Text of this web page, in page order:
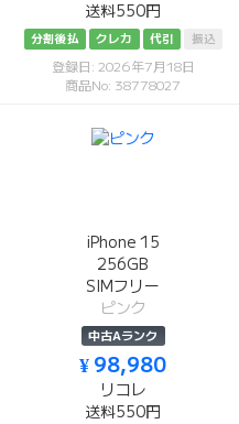
送料550円
分割後払 クレカ 代引 振込
登録日: 2026年7月18日
商品No: 38778027
iPhone 15
256GB
SIMフリー
ピンク
中古Aランク
¥ 98,980
リコレ
送料550円